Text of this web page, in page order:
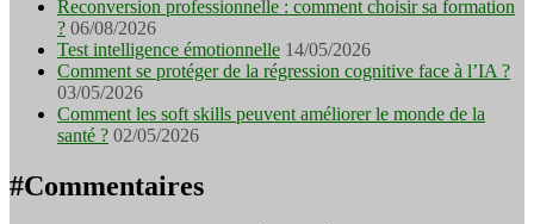
Reconversion professionnelle : comment choisir sa formation
? 06/08/2026
Test intelligence émotionnelle 14/05/2026
Comment se protéger de la régression cognitive face à l’IA ?
03/05/2026
Comment les soft skills peuvent améliorer le monde de la
santé ? 02/05/2026
#Commentaires